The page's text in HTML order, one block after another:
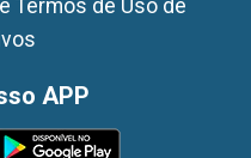
Termos de Uso de
APP